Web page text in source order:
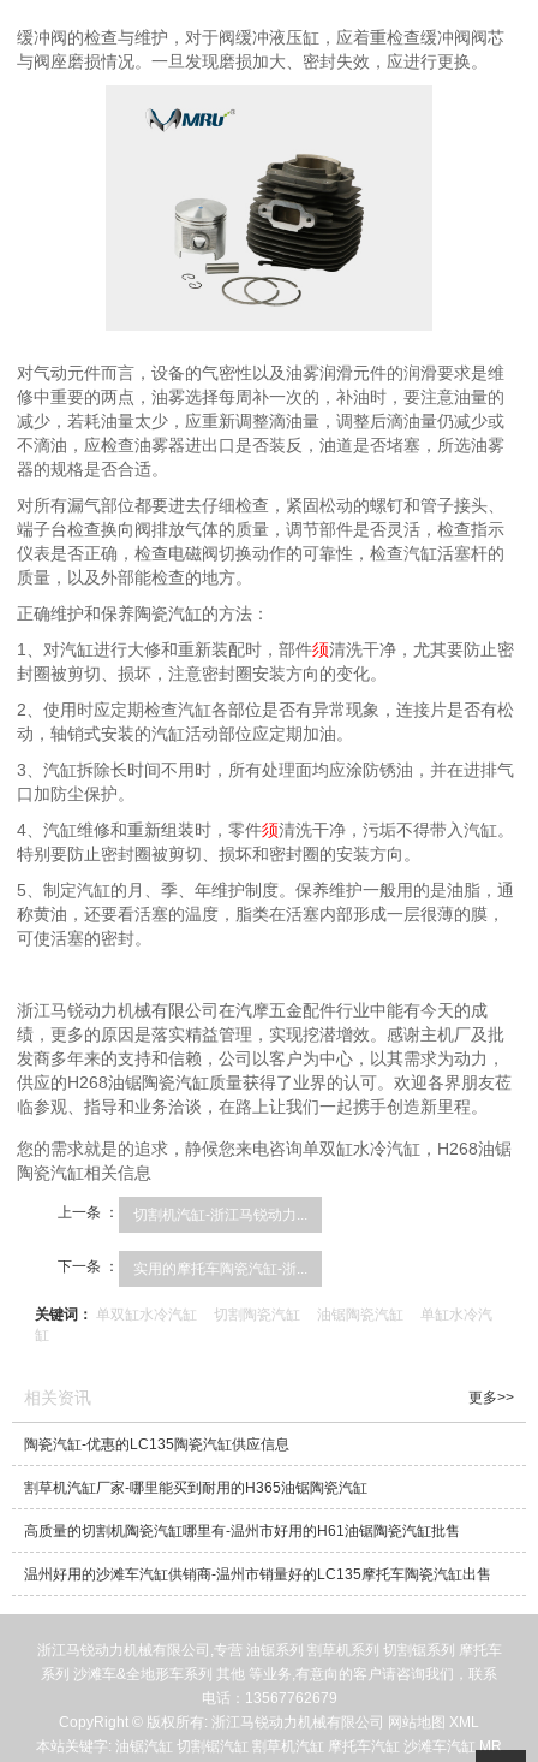
缓冲阀的检查与维护，对于阀缓冲液压缸，应着重检查缓冲阀阀芯
与阀座磨损情况。一旦发现磨损加大、密封失效，应进行更换。
对气动元件而言，设备的气密性以及油雾润滑元件的润滑要求是维
修中重要的两点，油雾选择每周补一次的，补油时，要注意油量的
减少，若耗油量太少，应重新调整滴油量，调整后滴油量仍减少或
不滴油，应检查油雾器进出口是否装反，油道是否堵塞，所选油雾
器的规格是否合适。
对所有漏气部位都要进去仔细检查，紧固松动的螺钉和管子接头、
端子台检查换向阀排放气体的质量，调节部件是否灵活，检查指示
仪表是否正确，检查电磁阀切换动作的可靠性，检查汽缸活塞杆的
质量，以及外部能检查的地方。
正确维护和保养陶瓷汽缸的方法：
1、对汽缸进行大修和重新装配时，部件须清洗干净，尤其要防止密
封圈被剪切、损坏，注意密封圈安装方向的变化。
2、使用时应定期检查汽缸各部位是否有异常现象，连接片是否有松
动，轴销式安装的汽缸活动部位应定期加油。
3、汽缸拆除长时间不用时，所有处理面均应涂防锈油，并在进排气
口加防尘保护。
4、汽缸维修和重新组装时，零件须清洗干净，污垢不得带入汽缸。
特别要防止密封圈被剪切、损坏和密封圈的安装方向。
5、制定汽缸的月、季、年维护制度。保养维护一般用的是油脂，通
称黄油，还要看活塞的温度，脂类在活塞内部形成一层很薄的膜，
可使活塞的密封。
浙江马锐动力机械有限公司在汽摩五金配件行业中能有今天的成
绩，更多的原因是落实精益管理，实现挖潜增效。感谢主机厂及批
发商多年来的支持和信赖，公司以客户为中心，以其需求为动力，
供应的H268油锯陶瓷汽缸质量获得了业界的认可。欢迎各界朋友莅
临参观、指导和业务洽谈，在路上让我们一起携手创造新里程。
您的需求就是的追求，静候您来电咨询单双缸水冷汽缸，H268油锯
陶瓷汽缸相关信息
上一条 ： 切割机汽缸-浙江马锐动力...
下一条 ： 实用的摩托车陶瓷汽缸-浙...
关键词：单双缸水冷汽缸 切割陶瓷汽缸 油锯陶瓷汽缸
单缸水冷汽
缸
相关资讯 更多>>
陶瓷汽缸-优惠的LC135陶瓷汽缸供应信息
割草机汽缸厂家-哪里能买到耐用的H365油锯陶瓷汽缸
高质量的切割机陶瓷汽缸哪里有-温州市好用的H61油锯陶瓷汽缸批售
温州好用的沙滩车汽缸供销商-温州市销量好的LC135摩托车陶瓷汽缸出售
浙江马锐动力机械有限公司,专营 油锯系列 割草机系列 切割锯系列 摩托车
系列 沙滩车&全地形车系列 其他 等业务,有意向的客户请咨询我们，联系
电话： 13567762679
CopyRight © 版权所有: 浙江马锐动力机械有限公司 网站地图 XML
本站关键字: 油锯汽缸 切割锯汽缸 割草机汽缸 摩托车汽缸 沙滩车汽缸 MR